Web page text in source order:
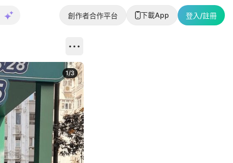
創作者合作平台 下載App 登入/註冊
1/3